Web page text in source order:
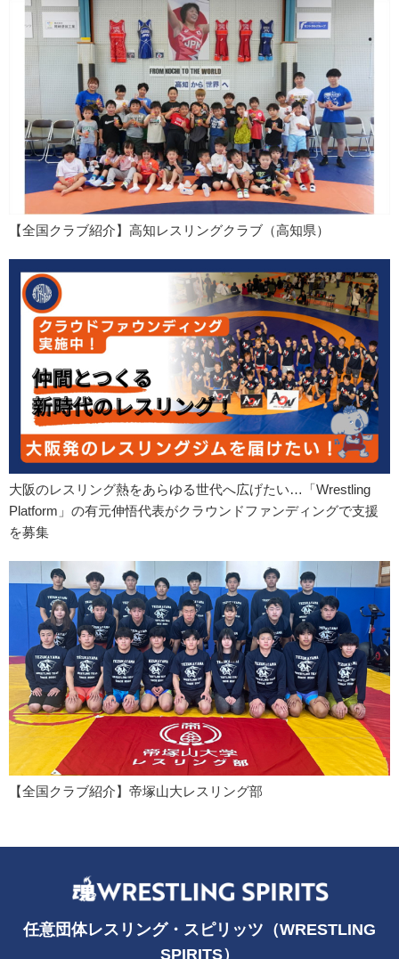
【全国クラブ紹介】高知レスリングクラブ（高知県）
大阪のレスリング熱をあらゆる世代へ広げたい…「Wrestling
Platform」の有元伸悟代表がクラウンドファンディングで支援
を募集
【全国クラブ紹介】帝塚山大レスリング部
任意団体レスリング・スピリッツ（WRESTLING
SPIRITS）